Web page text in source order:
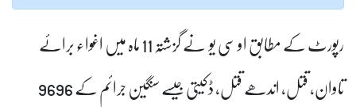
رپورٹ کے مطابق او سی یو نے گزشتہ 11 ماہ میں اغواء برائے
تاوان، قتل، اندھے قتل، ڈکیتی جیسے سنگین جرائم کے 9696